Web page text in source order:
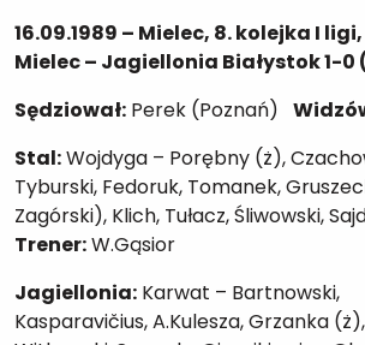
16.09.1989 – Mielec, 8. kolejka I
Mielec – Jagiellonia Białystok 1-
Sędziował: Perek (Poznań)
Stal:Wojdyga – Porębny (ż),
Tyburski, Fedoruk, Tomanek,
Zagórski), Klich, Tułacz, Śliwowski,
Trener:W.Gąsior
Jagiellonia: Karwat – Bartnowski,
Kasparavičius, A.Kulesza, Grzanka